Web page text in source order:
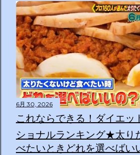
6月 30, 2026
これならできる！ダイエッ
ショナルランキング★太り
べたいときどれを選べばい